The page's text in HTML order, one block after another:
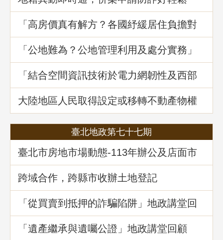
「高房價真有解方？各國紓緩居住負擔對
策與臺灣房市前景展望」地政講堂回顧
「公地難為？公地管理利用及處分實務」
地政講堂回顧
「結合空間資訊技術於電力網韌性及西部
海域離岸風力發電選址風險分析」地政講
堂回顧
大陸地區人民取得設定或移轉不動產物權
之許可及管理
臺北地政第七十七期
臺北市房地市場動態-113年辦公及店面市
場
跨域合作，跨縣市收辦土地登記
「從買賣到抵押的詐騙陷阱」地政講堂回
顧
「遺產繼承與遺囑公證」地政講堂回顧